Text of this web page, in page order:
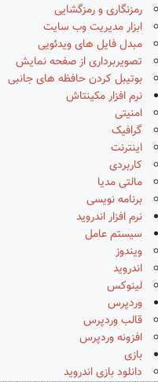
رمزنگاری و رمزگشایی
ابزار مدیریت وب سایت
مبدل فایل های ویدئویی
تصویربرداری از صفحه نمایش
بوتیبل کردن حافظه های جانبی
نرم افزار مکینتاش
امنیتی
گرافیک
اینترنت
کاربردی
مالتی مدیا
برنامه نویسی
نرم افزار اندروید
سیستم عامل
ویندوز
اندروید
لینوکس
وردپرس
قالب وردپرس
افزونه وردپرس
بازی
دانلود بازی اندروید